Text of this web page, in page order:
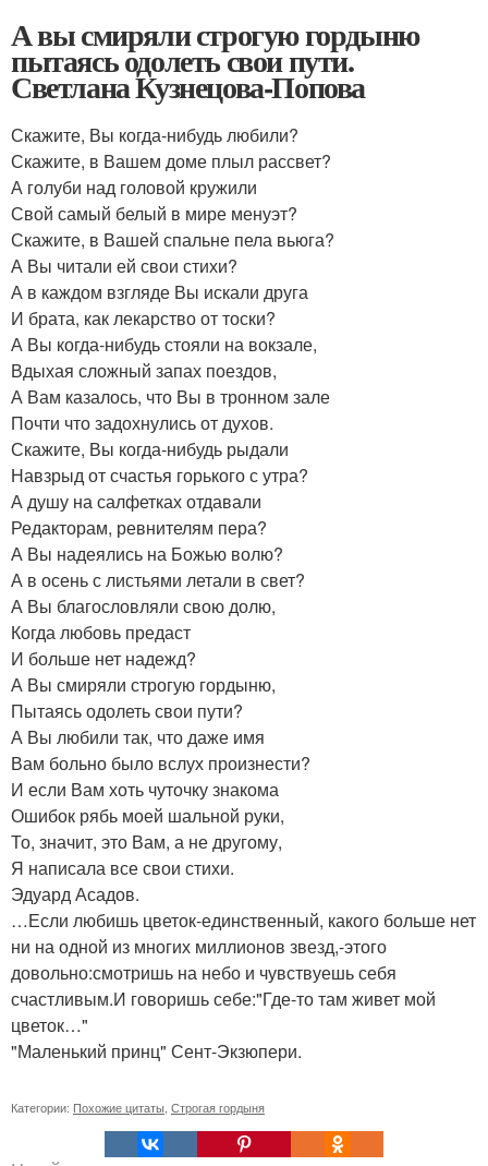
А вы смиряли строгую гордыню
пытаясь одолеть свои пути.
Светлана Кузнецова-Попова
Скажите, Вы когда-нибудь любили?
Скажите, в Вашем доме плыл рассвет?
А голуби над головой кружили
Свой самый белый в мире менуэт?
Скажите, в Вашей спальне пела вьюга?
А Вы читали ей свои стихи?
А в каждом взгляде Вы искали друга
И брата, как лекарство от тоски?
А Вы когда-нибудь стояли на вокзале,
Вдыхая сложный запах поездов,
А Вам казалось, что Вы в тронном зале
Почти что задохнулись от духов.
Скажите, Вы когда-нибудь рыдали
Навзрыд от счастья горького с утра?
А душу на салфетках отдавали
Редакторам, ревнителям пера?
А Вы надеялись на Божью волю?
А в осень с листьями летали в свет?
А Вы благословляли свою долю,
Когда любовь предаст
И больше нет надежд?
А Вы смиряли строгую гордыню,
Пытаясь одолеть свои пути?
А Вы любили так, что даже имя
Вам больно было вслух произнести?
И если Вам хоть чуточку знакома
Ошибок рябь моей шальной руки,
То, значит, это Вам, а не другому,
Я написала все свои стихи.
Эдуард Асадов.
…Если любишь цветок-единственный, какого больше нет
ни на одной из многих миллионов звезд,-этого
довольно:смотришь на небо и чувствуешь себя
счастливым.И говоришь себе:"Где-то там живет мой
цветок…"
"Маленький принц" Сент-Экзюпери.
Категории: Похожие цитаты Строгая гордыня